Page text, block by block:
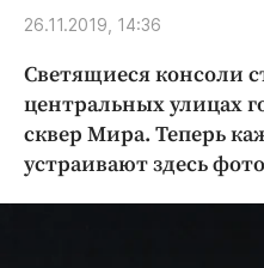
Народные новости
Благоустройство
Криминал
Культура
Недвижимость и
26.11.2019, 14:36
Светящиеся консоли
центральных улицах
сквер Мира. Теперь
устраивают здесь